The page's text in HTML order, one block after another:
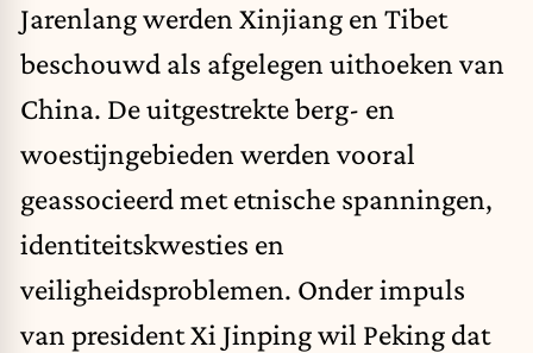
Jarenlang werden Xinjiang en Tibet
beschouwd als afgelegen uithoeken van
China. De uitgestrekte berg- en
woestijngebieden werden vooral
geassocieerd met etnische spanningen,
identiteitskwesties en
veiligheidsproblemen. Onder impuls
van president Xi Jinping wil Peking dat